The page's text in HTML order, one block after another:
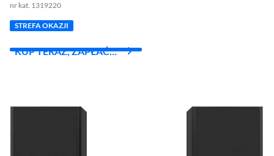
nr kat. 1319220
STREFA OKAZJI
KUP TERAZ, ZAPŁAĆ